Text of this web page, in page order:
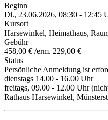
Beginn
Di., 23.06.2026, 08:30 - 12:45
Kursort
Harsewinkel, Heimathaus,
Gebühr
458,00 € /erm. 229,00 €
Status
Persönliche Anmeldung ist
dienstags 14.00 - 16.00 Uhr
freitags, 09.00 - 12.00 Uhr
Rathaus Harsewinkel,